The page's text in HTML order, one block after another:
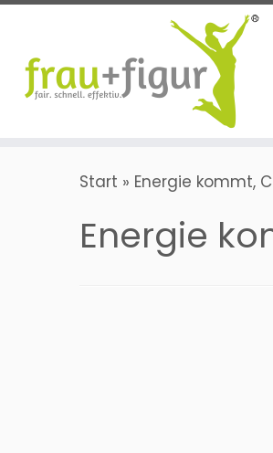
Zum
springen
Start » Energie kommt,
Energie